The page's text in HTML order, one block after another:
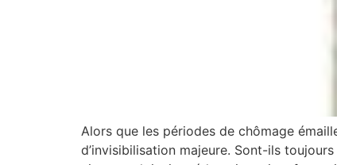
Alors que les périodes de chômage
d’invisibilisation majeure. Sont-ils